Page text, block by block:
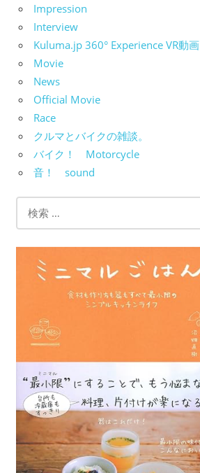
Impression
Interview
Kuluma.jp 360° Experience VR動画
Movie
News
Official Movie
Race
クルマとバイクの雑談。
バイク！ Motorcycle
音！ sound